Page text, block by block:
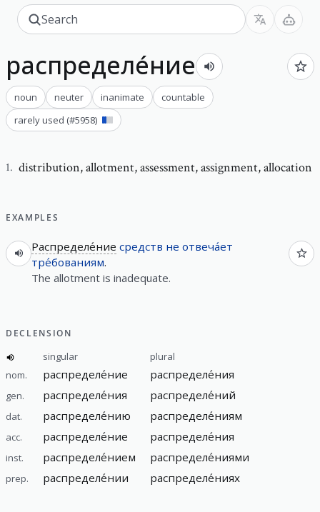
распределе́ние
noun neuter inanimate
countable
rarely used (#5958)
1. distribution,allotment, assessment, assignment, allocation
EXAMPLES
Распределе́ние средств не отвеча́ет
тре́бованиям.
The allotment is inadequate.
DECLENSION
singular
plural
nom.
распределе́ние распределе́ния
gen. распределе́ния распределе́ний
dat. распределе́нию распределе́ниям
acc. распределе́ние распределе́ния
inst. распределе́нием распределе́ниями
prep. распределе́нии распределе́ниях